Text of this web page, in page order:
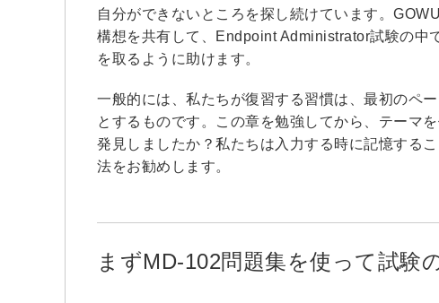
自分ができないところを探し続けています。
構想を共有して、Endpoint Administrator試験の中
を取るように助けます。
一般的には、私たちが復習する習慣は、最初のペ
とするものです。この章を勉強してから、テーマ
発見しましたか？私たちは入力する時に記憶する
法をお勧めします。
まずMD-102問題集を使って試験